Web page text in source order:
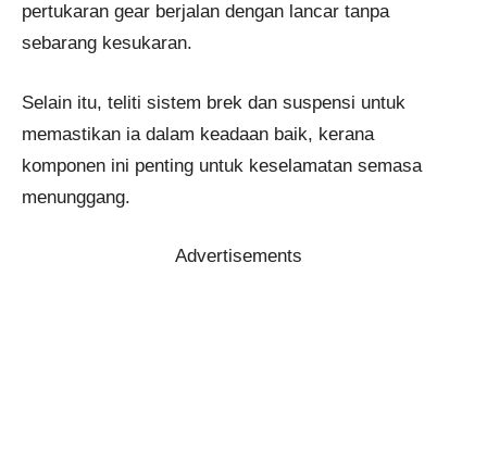
pertukaran gear berjalan dengan lancar tanpa
sebarang kesukaran.
Selain itu, teliti sistem brek dan suspensi untuk
memastikan ia dalam keadaan baik, kerana
komponen ini penting untuk keselamatan semasa
menunggang.
Advertisements